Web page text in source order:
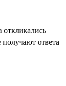
ответа